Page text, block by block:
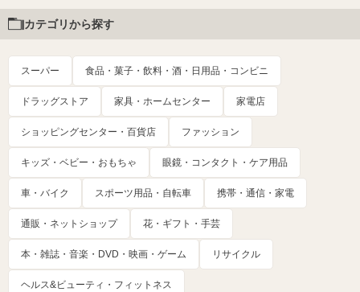
カテゴリから探す
スーパー 食品・菓子・飲料・酒・日用品・コンビニ
ドラッグストア 家具・ホームセンター 家電店
ショッピングセンター・百貨店 ファッション
キッズ・ベビー・おもちゃ 眼鏡・コンタクト・ケア用品
車・バイク スポーツ用品・自転車 携帯・通信・家電
通販・ネットショップ 花・ギフト・手芸
本・雑誌・音楽・DVD・映画・ゲーム リサイクル
ヘルス&ビューティ・フィットネス